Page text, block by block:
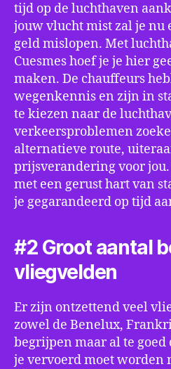
tijd op de luchthaven
jouw vlucht mist zal je nu
geld mislopen. Met
Cuesmes hoef je je hier
maken. De chauffeurs
wegenkennis en zijn in
te kiezen naar de
verkeersproblemen
alternatieve route,
prijsverandering voor
met een gerust hart van
je gegarandeerd op tijd
#2 Groot aantal
vliegvelden
Er zijn ontzettend veel
zowel de Benelux,
begrijpen maar al te
je vervoerd moet worden